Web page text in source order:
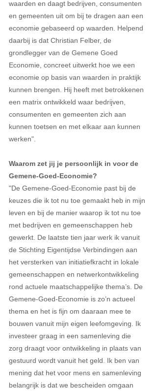
waarden en daagt bedrijven, consumenten
en gemeenten uit om bij te dragen aan een
economie gebaseerd op waarden. Helpend
daarbij is dat Christian Felber, de
grondlegger van de Gemene Goed
Economie, concreet uitwerkt hoe we een
economie op basis van waarden in praktijk
kunnen brengen. Hij heeft met betrokkenen
een matrix ontwikkeld waar bedrijven,
consumenten en gemeenten zich aan
kunnen toetsen en met elkaar aan kunnen
werken".
Waarom zet jij je persoonlijk in voor de
Gemene-Goed-Economie?
"De Gemene-Goed-Economie past bij de
keuzes die ik tot nu toe gemaakt heb in mijn
leven en bij de manier waarop ik tot nu toe
met bedrijven en gemeenschappen heb
gewerkt. De laatste tien jaar werk ik vanuit
de Stichting Eigentijdse Verbindingen aan
het versterken van initiatiefkracht in lokale
gemeenschappen en netwerkontwikkeling
rond actuele maatschappelijke thema’s. De
Gemene-Goed-Economie is zo’n actueel
thema en het is fijn om daaraan mee te
bouwen vanuit mijn eigen leefomgeving. Ik
investeer graag in een samenleving die
zorg draagt voor ontwikkeling in plaats van
gestuurd wordt vanuit het geld. Ik ben van
mening dat het voor mens en samenleving
belangrijk is dat we bescheiden omgaan